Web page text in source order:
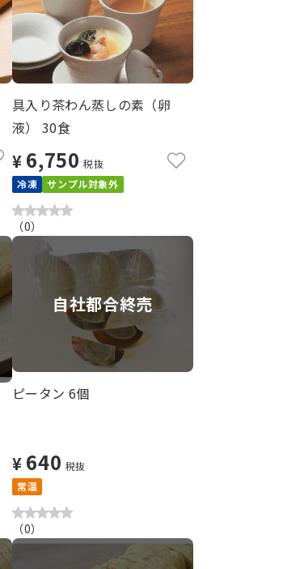
具入り茶わん蒸しの素（卵
液） 30食
¥ 6,750 税抜
冷凍
サンプル対象外
（0）
自社都合終売
ピータン 6個
¥ 640 税抜
常温
（0）